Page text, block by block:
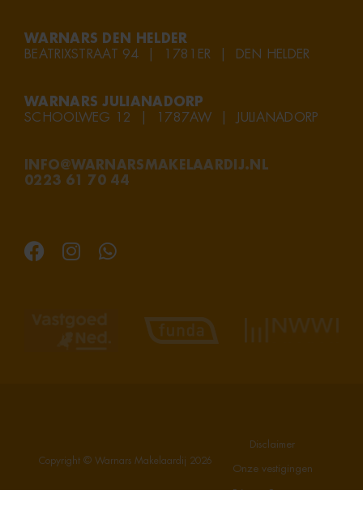
WARNARS DEN HELDER
BEATRIXSTRAAT 94 | 1781ER | DEN HELDER
WARNARS JULIANADORP
SCHOOLWEG 12 | 1787AW | JULIANADORP
INFO@WARNARSMAKELAARDIJ.NL
0223 61 70 44
Copyright © Warnars Makelaardij 2026
Disclaimer
Onze vestigingen
Privacy Statement